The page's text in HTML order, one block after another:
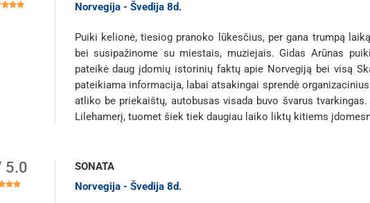
Norvegija - Švedija 8d.
Puiki kelionė, tiesiog pranoko lūkesčius, per gana trumpą
bei susipažinome su miestais, muziejais. Gidas Arūnas
pateikė daug įdomių istorinių faktų apie Norvegiją bei visą
pateikiama informacija, labai atsakingai sprendė
atliko be priekaištų, autobusas visada buvo švarus
Lilehamerį, tuomet šiek tiek daugiau laiko liktų kitiems
5.0
SONATA
Norvegija - Švedija 8d.